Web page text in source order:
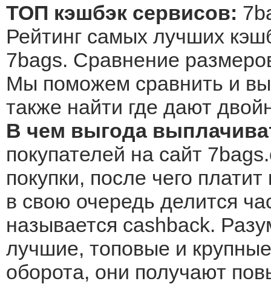
ТОП кэшбэк сервисов:
Рейтинг самых лучших
7bags. Сравнение
Мы поможем сравнить и
также найти где дают
В чем выгода
покупателей на сайт
покупки, после чего
в свою очередь делится
называется cashback.
лучшие, топовые и
оборота, они получают